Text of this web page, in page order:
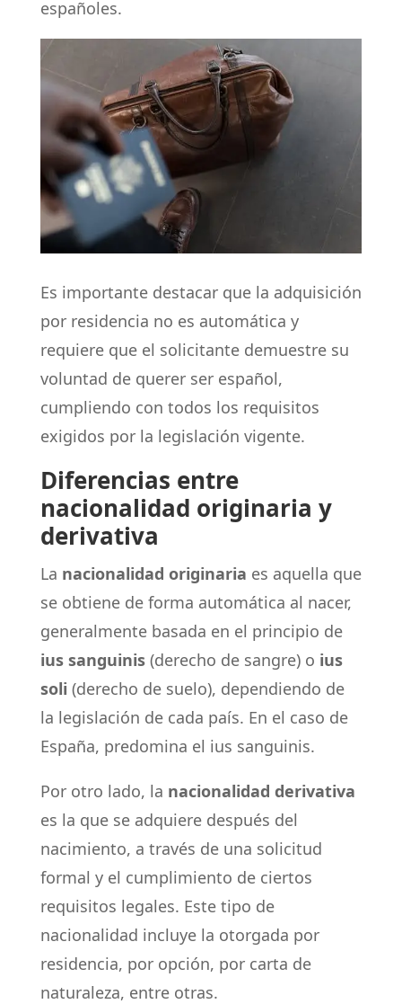
españoles.
Es importante destacar que la adquisición
por residencia no es automática y
requiere que el solicitante demuestre su
voluntad de querer ser español,
cumpliendo con todos los requisitos
exigidos por la legislación vigente.
Diferencias entre
nacionalidad originaria y
derivativa
La nacionalidad originaria es aquella que
se obtiene de forma automática al nacer,
generalmente basada en el principio de
ius sanguinis(derecho de sangre) o ius
soli (derecho de suelo), dependiendo de
la legislación de cada país. En el caso de
España, predomina el ius sanguinis.
Por otro lado, la nacionalidad derivativa
es la que se adquiere después del
nacimiento, a través de una solicitud
formal y el cumplimiento de ciertos
requisitos legales. Este tipo de
nacionalidad incluye la otorgada por
residencia, por opción, por carta de
naturaleza, entre otras.